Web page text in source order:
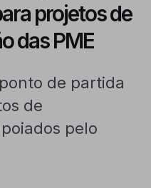
projetos de
das PME
de partida
de
pelo